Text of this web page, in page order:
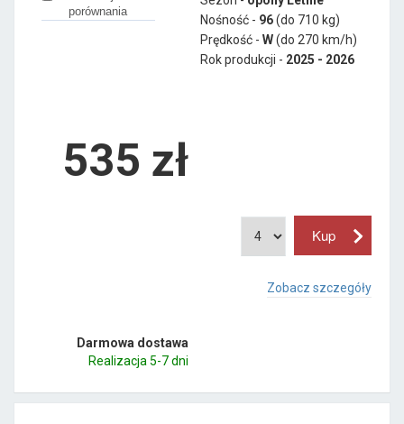
porównania
Nośność - 96(do 710 kg)
Prędkość - W(do 270 km/h)
Rok produkcji - 2025 - 2026
535 zł
Zobacz szczegóły
Darmowa dostawa
Realizacja 5-7 dni